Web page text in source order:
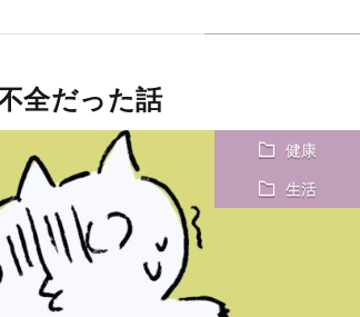
全だった話
健康
生活